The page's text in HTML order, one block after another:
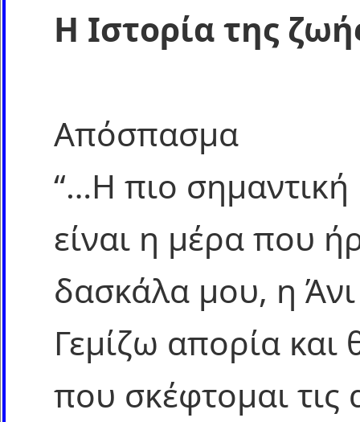
Η Ιστορία της
Απόσπασμα
“…Η πιο
είναι η μέρα που
δασκάλα μου, η
Γεμίζω απορία
που σκέφτομαι τις